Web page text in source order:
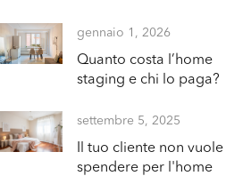
gennaio 1, 2026
Quanto costa l’home
staging e chi lo paga?
settembre 5, 2025
Il tuo cliente non vuole
spendere per l'home